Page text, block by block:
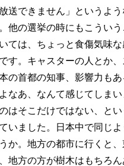
送できません」というよ
他の選挙の時にもこうい
ては、ちょっと食傷気味
す。キャスターの人とか
の首都の知事、影響力も
なあ、なんて感じてしま
はそこだけではない、と
いました。日本中で同じ
か。地方の都市に行くと
地方の方が樹木はもちろ